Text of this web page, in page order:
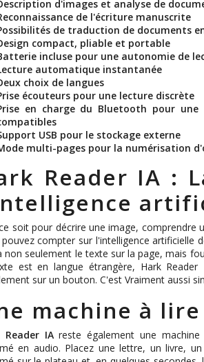
d'images et analyse de
de l'écriture manuscrite
de traduction de documents
compact, pliable et portable
incluse pour une autonomie de
automatique instantanée
choix de langues
écouteurs pour une lecture discrète
en charge du Bluetooth pour
USB pour le stockage externe
multi-pages pour la numérisation
Reader IA :
soit pour décrire une image,
compter sur l'intelligence artificielle
non seulement le texte sur la page, mais
est en langue étrangère, Hark
sur un bouton. C'est Vraiment aussi
machine à
Reader IAreste également une
en audio. Placez une lettre, un livre,